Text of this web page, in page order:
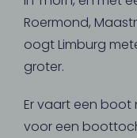
Roermond,
oogt Limburg
groter.
Er vaart een boot
voor een